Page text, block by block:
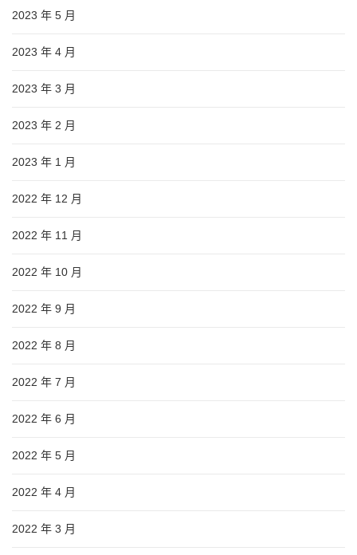
2023 年 5 月
2023 年 4 月
2023 年 3 月
2023 年 2 月
2023 年 1 月
2022 年 12 月
2022 年 11 月
2022 年 10 月
2022 年 9 月
2022 年 8 月
2022 年 7 月
2022 年 6 月
2022 年 5 月
2022 年 4 月
2022 年 3 月